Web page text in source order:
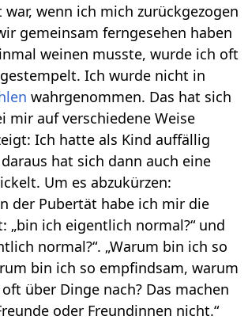
wenn ich mich zurückgezogen
gemeinsam ferngesehen haben
weinen musste, wurde ich oft
Ich wurde nicht in
wahrgenommen. Das hat sich
mir auf verschiedene Weise
Ich hatte als Kind auffällig
hat sich dann auch eine
Um es abzukürzen:
der Pubertät habe ich mir die
„bin ich eigentlich normal?“ und
normal?“. „Warum bin ich so
bin ich so empfindsam, warum
über Dinge nach? Das machen
oder Freundinnen nicht.“